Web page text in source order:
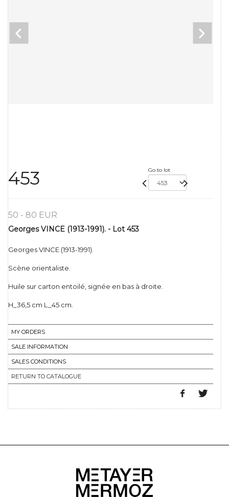
453 Go to lot
50 - 80 EUR
Georges VINCE (1913-1991). - Lot 453
Georges VINCE (1913-1991).
Scène orientaliste.
Huile sur carton entoilé, signée en bas à droite.
H_36,5 cm L_45 cm.
MY ORDERS
SALE INFORMATION
SALES CONDITIONS
RETURN TO CATALOGUE